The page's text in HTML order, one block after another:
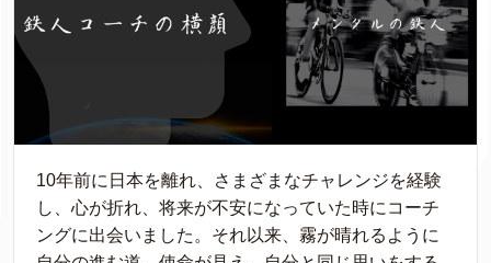
10年前に日本を離れ、さまざまなチャレンジを経験
し、心が折れ、将来が不安になっていた時にコーチ
ングに出会いました。それ以来、霧が晴れるように